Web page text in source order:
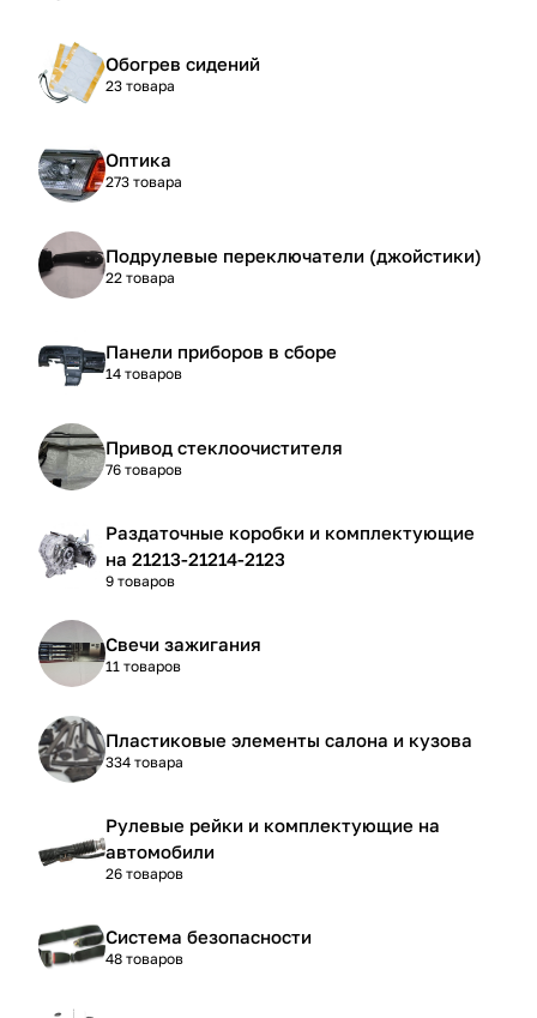
Обогрев сидений
23 товара
Оптика
273 товара
Подрулевые переключатели (джойстики)
22 товара
Панели приборов в сборе
14 товаров
Привод стеклоочистителя
76 товаров
Раздаточные коробки и комплектующие
на 21213-21214-2123
9 товаров
Свечи зажигания
11 товаров
Пластиковые элементы салона и кузова
334 товара
Рулевые рейки и комплектующие на
автомобили
26 товаров
Система безопасности
48 товаров